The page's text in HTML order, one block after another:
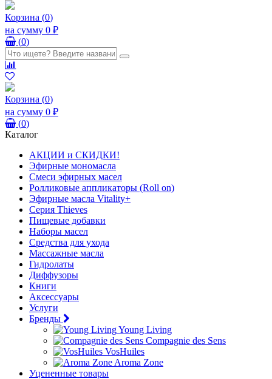
Корзина (0)
на сумму 0 ₽
(0)
Корзина (0)
на сумму 0 ₽
(0)
Каталог
АКЦИИ и СКИДКИ!
Эфирные мономасла
Смеси эфирных масел
Ролликовые аппликаторы (Roll on)
Эфирные масла Vitality+
Серия Thieves
Пищевые добавки
Наборы масел
Средства для ухода
Массажные масла
Гидролаты
Диффузоры
Книги
Аксессуары
Услуги
Бренды
Young Living
Compagnie des Sens
VosHuiles
Aroma Zone
Уцененные товары